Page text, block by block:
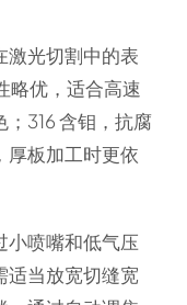
激光切割中的表
略优，适合高速
316 含钼，抗腐
厚板加工时更依
小喷嘴和低气压
适当放宽切缝宽